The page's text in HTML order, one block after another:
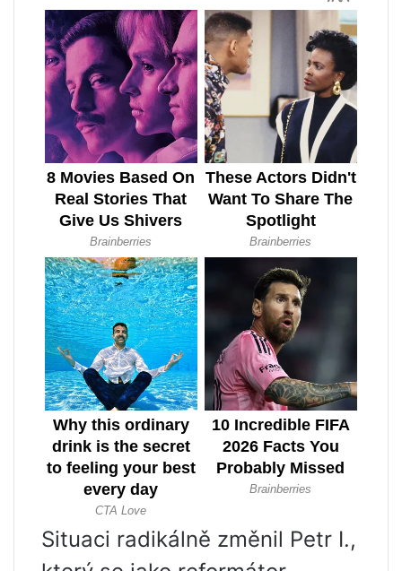
Situaci radikálně změnil Petr I.,